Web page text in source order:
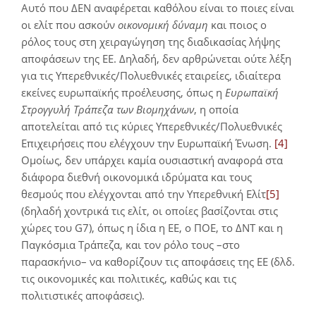
Αυτό που ΔΕΝ αναφέρεται καθόλου είναι το ποιες είναι
οι ελίτ που ασκούν οικονομική δύναμη και ποιος ο
ρόλος τους στη χειραγώγηση της διαδικασίας λήψης
αποφάσεων της ΕΕ. Δηλαδή, δεν αρθρώνεται ούτε λέξη
για τις Υπερεθνικές/Πολυεθνικές εταιρείες, ιδιαίτερα
εκείνες ευρωπαϊκής προέλευσης, όπως η Ευρωπαϊκή
Στρογγυλή Τράπεζα των Βιομηχάνων, η οποία
αποτελείται από τις κύριες Υπερεθνικές/Πολυεθνικές
Επιχειρήσεις που ελέγχουν την Ευρωπαϊκή Ένωση. [4]
Ομοίως, δεν υπάρχει καμία ουσιαστική αναφορά στα
διάφορα διεθνή οικονομικά ιδρύματα και τους
θεσμούς που ελέγχονται από την Υπερεθνική Ελίτ[5]
(δηλαδή χοντρικά τις ελίτ, οι οποίες βασίζονται στις
χώρες του G7), όπως η ίδια η ΕΕ, ο ΠΟΕ, το ΔΝΤ και η
Παγκόσμια Τράπεζα, και τον ρόλο τους –στο
παρασκήνιο– να καθορίζουν τις αποφάσεις της ΕΕ (δλδ.
τις οικονομικές και πολιτικές, καθώς και τις
πολιτιστικές αποφάσεις).